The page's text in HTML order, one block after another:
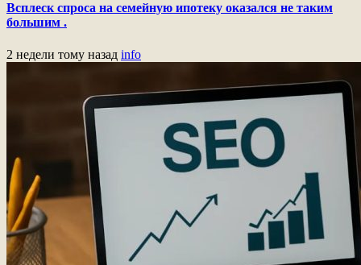
Всплеск спроса на семейную ипотеку оказался не таким
большим .
2 недели тому назад info